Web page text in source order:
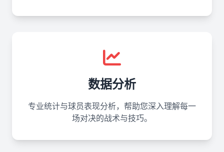
数据分析
专业统计与球员表现分析，帮助您深入理解每一
场对决的战术与技巧。